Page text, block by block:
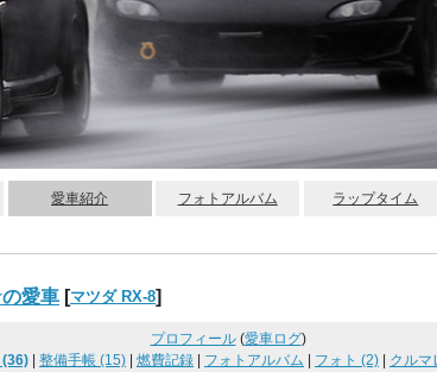
愛車紹介 フォトアルバム ラップタイム
愛車 [マツダ RX-8]
プロフィール(愛車ログ)
(36)
整備手帳 (15) 燃費記録 フォトアルバム フォト (2) クルマ